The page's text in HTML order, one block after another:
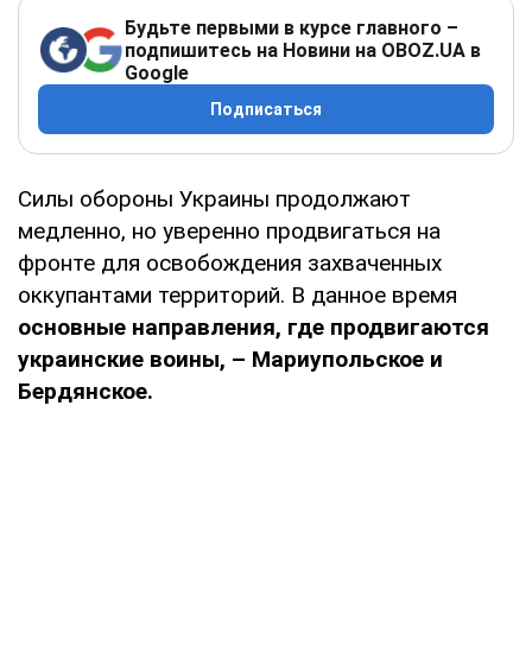
Будьте первыми в курсе главного –
подпишитесь на Новини на OBOZ.UA в
Google
Подписаться
Силы обороны Украины продолжают
медленно, но уверенно продвигаться на
фронте для освобождения захваченных
оккупантами территорий. В данное время
основные направления, где продвигаются
украинские воины, – Мариупольское и
Бердянское.